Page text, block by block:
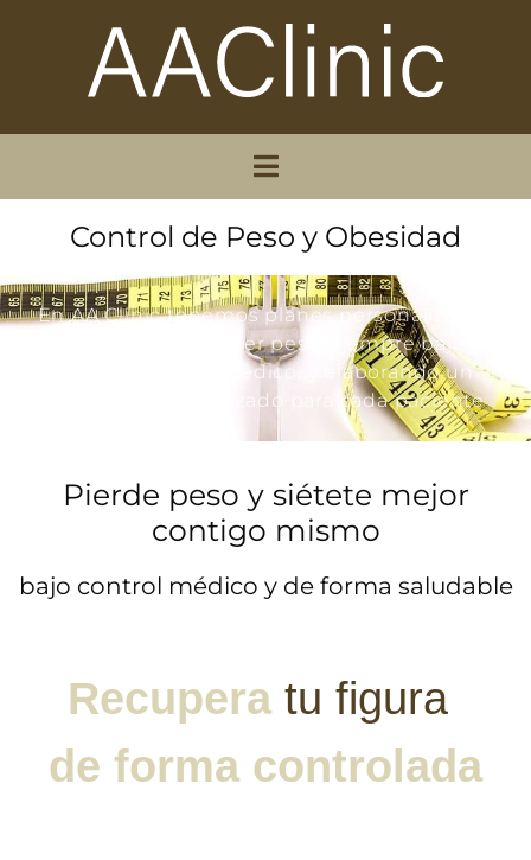
Control de Peso y Obesidad
En AA Clinic tenemos planes personalizados
para ayudarte a perder peso, siempre bajo un
estricto control médico, y elaborando un
régimen personalizado para cada paciente
Pierde peso y siétete mejor
contigo mismo
bajo control médico y de forma saludable
Recupera tu figura
de forma controlada